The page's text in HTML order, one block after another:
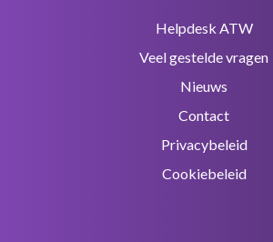
Helpdesk ATW
Veel gestelde vragen
Nieuws
Contact
Privacybeleid
Cookiebeleid